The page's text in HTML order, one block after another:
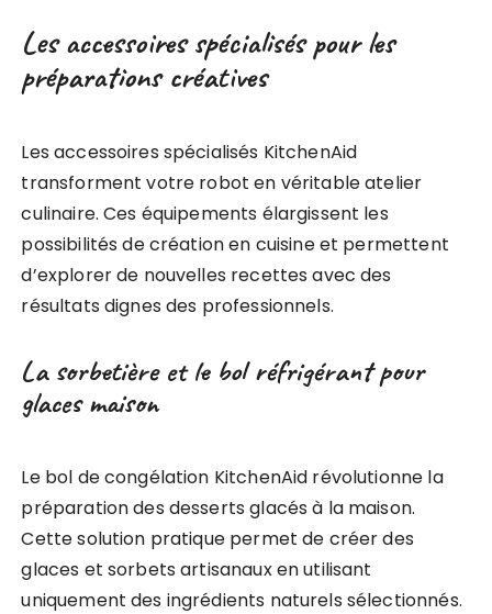
Les accessoires spécialisés pour les
préparations créatives
Les accessoires spécialisés KitchenAid
transforment votre robot en véritable atelier
culinaire. Ces équipements élargissent les
possibilités de création en cuisine et permettent
d’explorer de nouvelles recettes avec des
résultats dignes des professionnels.
La sorbetière et le bol réfrigérant pour
glaces maison
Le bol de congélation KitchenAid révolutionne la
préparation des desserts glacés à la maison.
Cette solution pratique permet de créer des
glaces et sorbets artisanaux en utilisant
uniquement des ingrédients naturels sélectionnés.